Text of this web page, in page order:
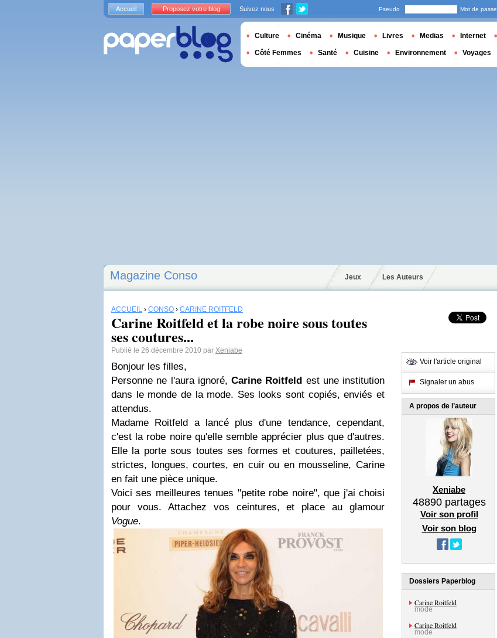
Magazine Conso Jeux Les Auteurs
ACCUEIL › CONSO › CARINE ROITFELD
Carine Roitfeld et la robe noire sous toutes
ses coutures...
Publié le 26 décembre 2010 par Xeniabe
Bonjour les filles,
Personne ne l'aura ignoré, Carine Roitfeld est une institution
dans le monde de la mode. Ses looks sont copiés, enviés et
attendus.
Madame Roitfeld a lancé plus d'une tendance, cependant,
c'est la robe noire qu'elle semble apprécier plus que d'autres.
Elle la porte sous toutes ses formes et coutures, pailletées,
strictes, longues, courtes, en cuir ou en mousseline, Carine
en fait une pièce unique.
Voici ses meilleures tenues "petite robe noire", que j'ai choisi
pour vous. Attachez vos ceintures, et place au glamour
Vogue.
Voir l'article original
Signaler un abus
A propos de l’auteur
Xeniabe
48890partages
Voir son profil
Voir son blog
Dossiers Paperblog
Carine Roitfeld
mode
Carine Roitfeld
mode
Accueil Proposez votre blog Suivez nous Pseudo Mot de passe
Culture Cinéma Musique Livres Medias Internet
Côté Femmes Santé Cuisine Environnement Voyages